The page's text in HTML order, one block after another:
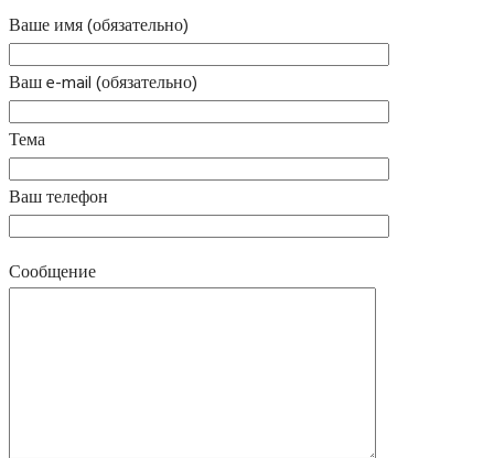
Ваше имя (обязательно)
Ваш e-mail (обязательно)
Тема
Ваш телефон
Сообщение